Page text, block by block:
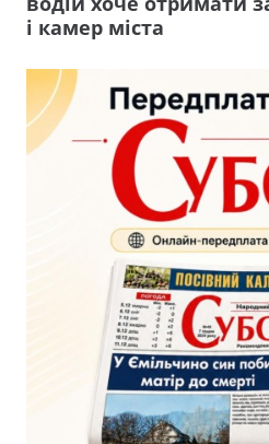
і камер міста